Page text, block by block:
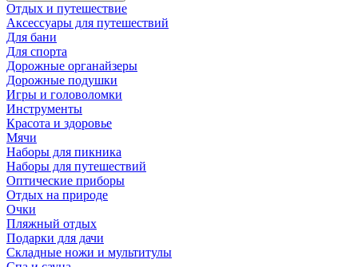
Отдых и путешествие
Аксессуары для путешествий
Для бани
Для спорта
Дорожные органайзеры
Дорожные подушки
Игры и головоломки
Инструменты
Красота и здоровье
Мячи
Наборы для пикника
Наборы для путешествий
Оптические приборы
Отдых на природе
Очки
Пляжный отдых
Подарки для дачи
Складные ножи и мультитулы